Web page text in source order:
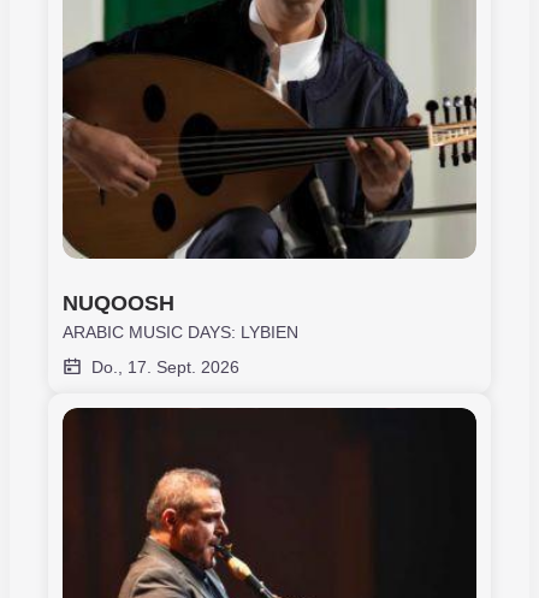
NUQOOSH
ARABIC MUSIC DAYS: LYBIEN
Do., 17. Sept. 2026